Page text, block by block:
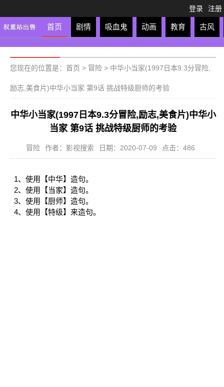
登录 注册
首页 剧情 吸血鬼 动画 教育 古风
轻松 校园 科幻 亲子 格斗 运动 恋爱 竞
您现在的位置是： 首页 > 冒险 > 中华小当家(1997日本9.3分冒险,
励志,美食片)中华小当家 第9话 挑战特级厨师的考验
中华小当家(1997日本9.3分冒险,励志,美食片)中华小
当家 第9话 挑战特级厨师的考验
冒险 作者：影视搜索 日期：2020-07-09 点击：486
1、使用【中华】造句。
2、使用【当家】造句。
3、使用【厨师】造句。
4、使用【特级】来造句。